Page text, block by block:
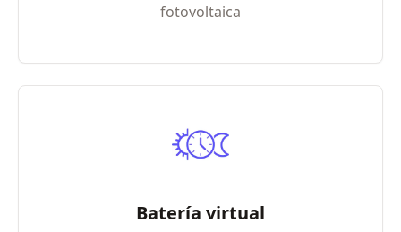
fotovoltaica
Batería virtual